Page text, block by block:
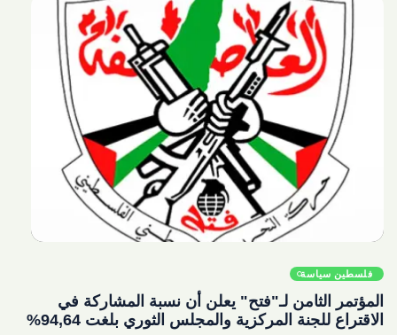
فلسطين سياسة
المؤتمر الثامن لـ"فتح" يعلن أن نسبة المشاركة في
الاقتراع للجنة المركزية والمجلس الثوري بلغت 94,64%